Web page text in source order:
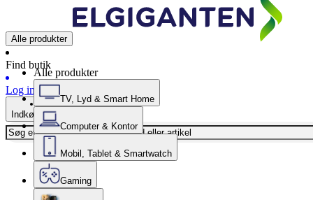
Alle produkter
Find butik
Log ind
Indkøbskurv
Alle produkter
TV, Lyd & Smart Home
Computer & Kontor
Mobil, Tablet & Smartwatch
Gaming